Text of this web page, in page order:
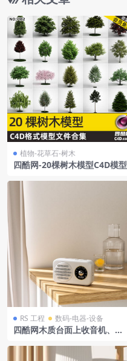
植物-花草石-树木
四酷网-20棵树木模型C4D模型
RS 工程 数码-电器-设备
四酷网木质台面上收音机、水